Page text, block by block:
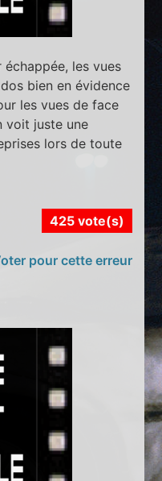
les vues
bien en évidence
les vues de face
voit juste une
lors de toute
425 vote(s)
pour cette erreur